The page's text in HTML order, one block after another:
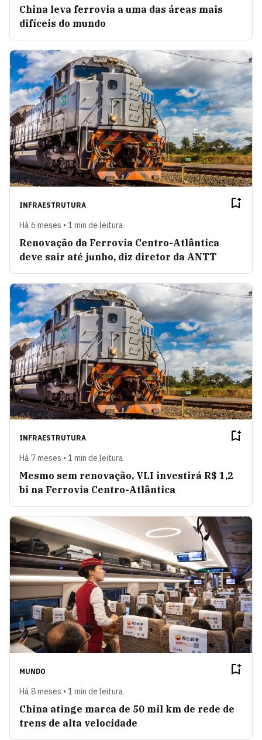
China leva ferrovia a uma das áreas mais
difíceis do mundo
INFRAESTRUTURA
Há 6 meses • 1 min de leitura
Renovação da Ferrovia Centro-Atlântica
deve sair até junho, diz diretor da ANTT
INFRAESTRUTURA
Há 7 meses • 1 min de leitura
Mesmo sem renovação, VLI investirá R$ 1,2
bi na Ferrovia Centro-Atlântica
MUNDO
Há 8 meses • 1 min de leitura
China atinge marca de 50 mil km de rede de
trens de alta velocidade